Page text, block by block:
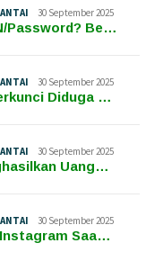
30 September 2025
Password? Be…
30 September 2025
Diduga …
30 September 2025
Uang…
30 September 2025
Instagram Saa…